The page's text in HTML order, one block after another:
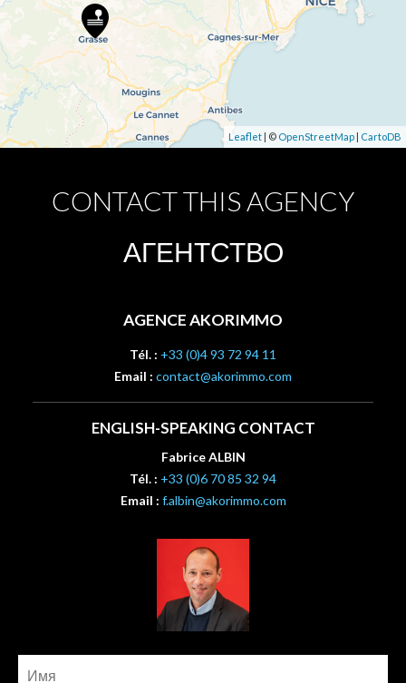
Leaflet | © OpenStreetMap | CartoDB
CONTACT THIS AGENCY
АГЕНТСТВО
AGENCE AKORIMMO
Tél. : +33 (0)4 93 72 94 11
Email : contact@akorimmo.com
ENGLISH-SPEAKING CONTACT
Fabrice ALBIN
Tél. : +33 (0)6 70 85 32 94
Email : f.albin@akorimmo.com